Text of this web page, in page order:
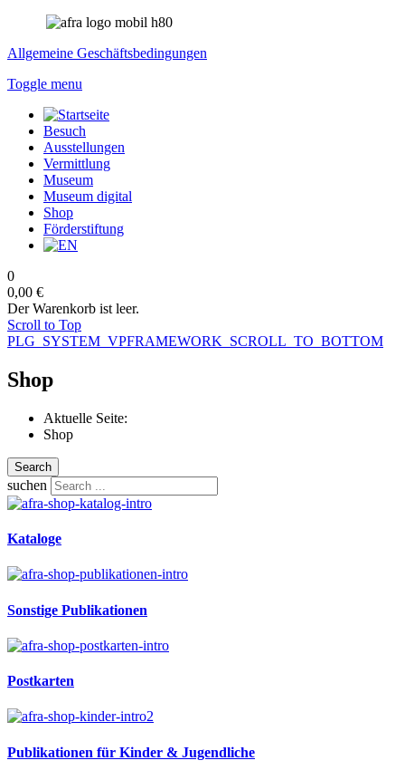
Allgemeine Geschäftsbedingungen
Toggle menu
Besuch
Ausstellungen
Vermittlung
Museum
Museum digital
Shop
Förderstiftung
0
0,00 €
Der Warenkorb ist leer.
Scroll to Top
PLG_SYSTEM_VPFRAMEWORK_SCROLL_TO_BOTTOM
Shop
Aktuelle Seite:
Shop
Search
suchen
Kataloge
Sonstige Publikationen
Postkarten
Publikationen für Kinder & Jugendliche